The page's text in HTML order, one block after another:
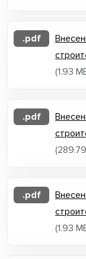
.pdf
(1.93
.pdf
.pdf
(1.93